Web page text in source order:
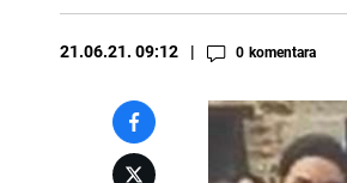
21.06.21. 09:12 0 komentara